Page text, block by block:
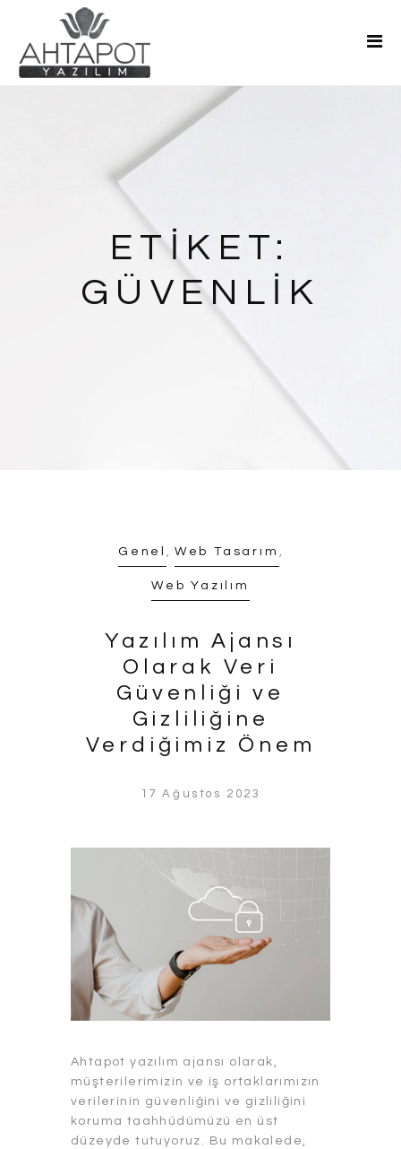
Ana Sayfa
Hakkımızda
ETIKET:
GÜVENLIK
Genel , Web Tasarım ,
Web Yazılım
Yazılım Ajansı
Olarak Veri
Güvenliği ve
Gizliliğine
Verdiğimiz Önem
17 Ağustos 2023
Ahtapot yazılım ajansı olarak,
müşterilerimizin ve iş ortaklarımızın
verilerinin güvenliğini ve gizliliğini
koruma taahhüdümüzü en üst
düzeyde tutuyoruz. Bu makalede,